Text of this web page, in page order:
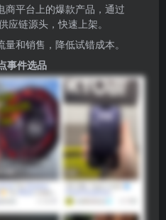
商平台上的爆款产品，通过
应链源头，快速上架。
量和销售，降低试错成本。
事件选品